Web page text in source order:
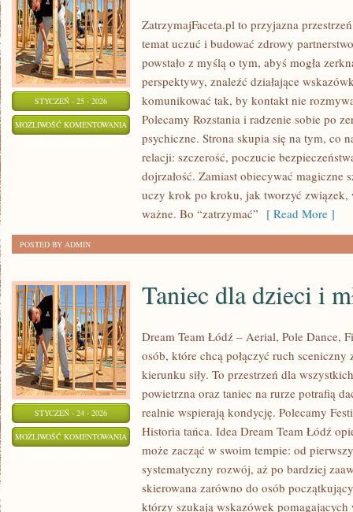
STYCZEŃ - 25 - 2026
MOŻLIWOŚĆ KOMENTOWANIA ZWIĄZKI
LGBTQ+
ZatrzymajFaceta.pl to przyjazna
temat uczuć i budować zdrowy
powstało z myślą o tym, abyś mogła
perspektywy, znaleźć działające
komunikować tak, by kontakt nie
Polecamy Rozstania i radzenie sobie po
psychiczne. Strona skupia się na tym, co
relacji: szczerość, poczucie
dojrzałość. Zamiast obiecywać magiczne
uczy krok po kroku, jak tworzyć
ważne. Bo “zatrzymać” [ Read More ]
POSTED BY ADMIN
STYCZEŃ - 24 - 2026
MOŻLIWOŚĆ KOMENTOWANIA TANIEC
DZIECI
Taniec dla dzieci i
Dream Team Łódź – Aerial, Pole Dance,
osób, które chcą połączyć ruch
kierunku siły. To przestrzeń dla
powietrzna oraz taniec na rurze potrafią
realnie wspierają kondycję. Polecamy
Historia tańca. Idea Dream Team Łódź
może zacząć w swoim tempie: od
systematyczny rozwój, aż po bardziej
skierowana zarówno do osób
którzy szukają wskazówek pomagających